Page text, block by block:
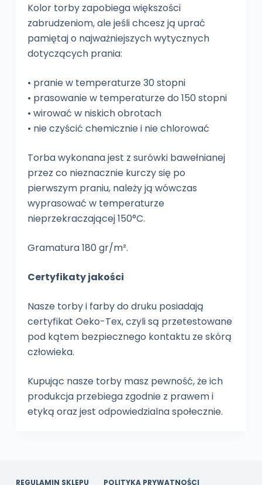
Kolor torby zapobiega większości
zabrudzeniom, ale jeśli chcesz ją uprać
pamiętaj o najważniejszych wytycznych
dotyczących prania:
• pranie w temperaturze 30 stopni
• prasowanie w temperaturze do 150 stopni
• wirować w niskich obrotach
• nie czyścić chemicznie i nie chlorować
Torba wykonana jest z surówki bawełnianej
przez co nieznacznie kurczy się po
pierwszym praniu, należy ją wówczas
wyprasować w temperaturze
nieprzekraczającej 150°C.
Gramatura 180 gr/m².
Certyfikaty jakości
Nasze torby i farby do druku posiadają
certyfikat Oeko-Tex, czyli są przetestowane
pod kątem bezpiecznego kontaktu ze skórą
człowieka.
Kupując nasze torby masz pewność, że ich
produkcja przebiega zgodnie z prawem i
etyką oraz jest odpowiedzialna społecznie.
REGULAMIN SKLEPU POLITYKA PRYWATNOŚCI